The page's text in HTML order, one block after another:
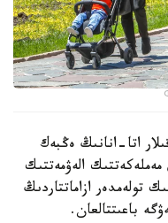
اتا-انانىڭ ەڭبەك
مەملەكەتتىك الەۋمەتتىك
تولەمدەر ازاماتتاردىڭ
باعىتتالعان.